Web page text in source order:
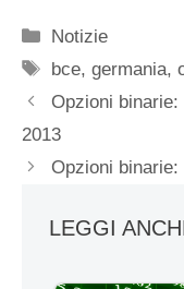
Categorie
Notizie
Tag
bce,germania,
Opzioni
2013
Opzioni
LEGGI